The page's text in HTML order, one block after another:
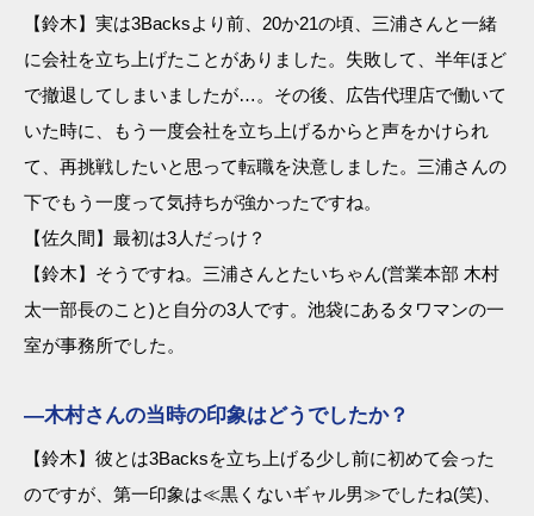
【鈴木】実は3Backsより前、20か21の頃、三浦さんと一緒
に会社を立ち上げたことがありました。失敗して、半年ほど
で撤退してしまいましたが…。その後、広告代理店で働いて
いた時に、もう一度会社を立ち上げるからと声をかけられ
て、再挑戦したいと思って転職を決意しました。三浦さんの
下でもう一度って気持ちが強かったですね。
【佐久間】最初は3人だっけ？
【鈴木】そうですね。三浦さんとたいちゃん(営業本部 木村
太一部長のこと)と自分の3人です。池袋にあるタワマンの一
室が事務所でした。
―木村さんの当時の印象はどうでしたか？
【鈴木】彼とは3Backsを立ち上げる少し前に初めて会った
のですが、第一印象は≪黒くないギャル男≫でしたね(笑)、